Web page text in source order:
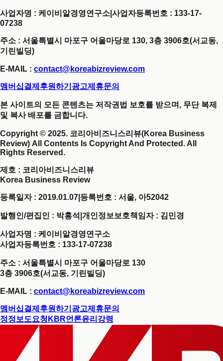
사업자명 : 케이비알경영연구소 사업자등록번호 : 133-17-
07238
주소 : 서울특별시 마포구 어울마당로 130, 3층 3906호(서교동,
기린빌딩)
E-MAIL : contact@koreabizreview.com
멤버십결제 후원하기 광고제휴문의
본 사이트의 모든 콘텐츠는 저작권법 보호를 받으며, 무단 복제
및 복사 배포를 금합니다.
Copyright © 2025. 코리아비즈니스리뷰(Korea Business
Review) All Contents Is Copyright And Protected. All
Rights Reserved.
제호 : 코리아비즈니스리뷰
Korea Business Review
등록일자 : 2019.01.07 등록번호 : 서울, 아52042
발행인/편집인 : 박홍석 개인정보보호책임자 : 김민경
사업자명 : 케이비알경영연구소
사업자등록번호 : 133-17-07238
주소 : 서울특별시 마포구 어울마당로 130
3층 3906호(서교동, 기린빌딩)
E-MAIL : contact@koreabizreview.com
멤버십결제 후원하기 광고제휴문의
정정보도요청 KBR언론윤리강령